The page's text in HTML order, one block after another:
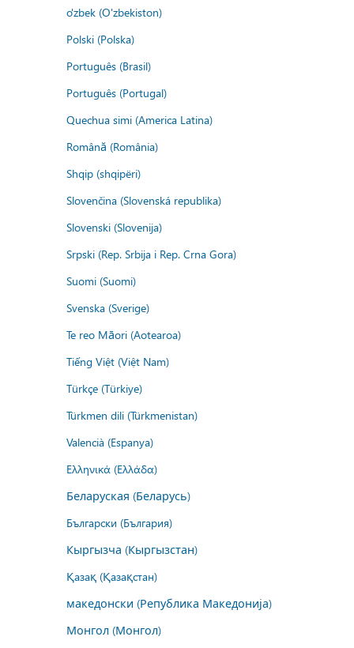
o'zbek (O'zbekiston)
Polski (Polska)
Português (Brasil)
Português (Portugal)
Quechua simi (America Latina)
Română (România)
Shqip (shqipëri)
Slovenčina (Slovenská republika)
Slovenski (Slovenija)
Srpski (Rep. Srbija i Rep. Crna Gora)
Suomi (Suomi)
Svenska (Sverige)
Te reo Māori (Aotearoa)
Tiếng Việt (Việt Nam)
Türkçe (Türkiye)
Türkmen dili (Türkmenistan)
Valencià (Espanya)
Ελληνικά (Ελλάδα)
Беларуская (Беларусь)
Български (България)
Кыргызча (Кыргызстан)
Қазақ (Қазақстан)
македонски (Република Македонија)
Монгол (Монгол)